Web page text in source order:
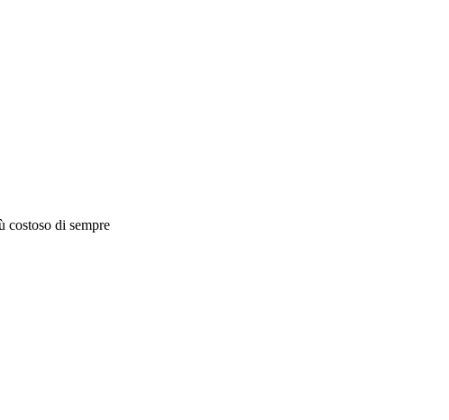
costoso di sempre